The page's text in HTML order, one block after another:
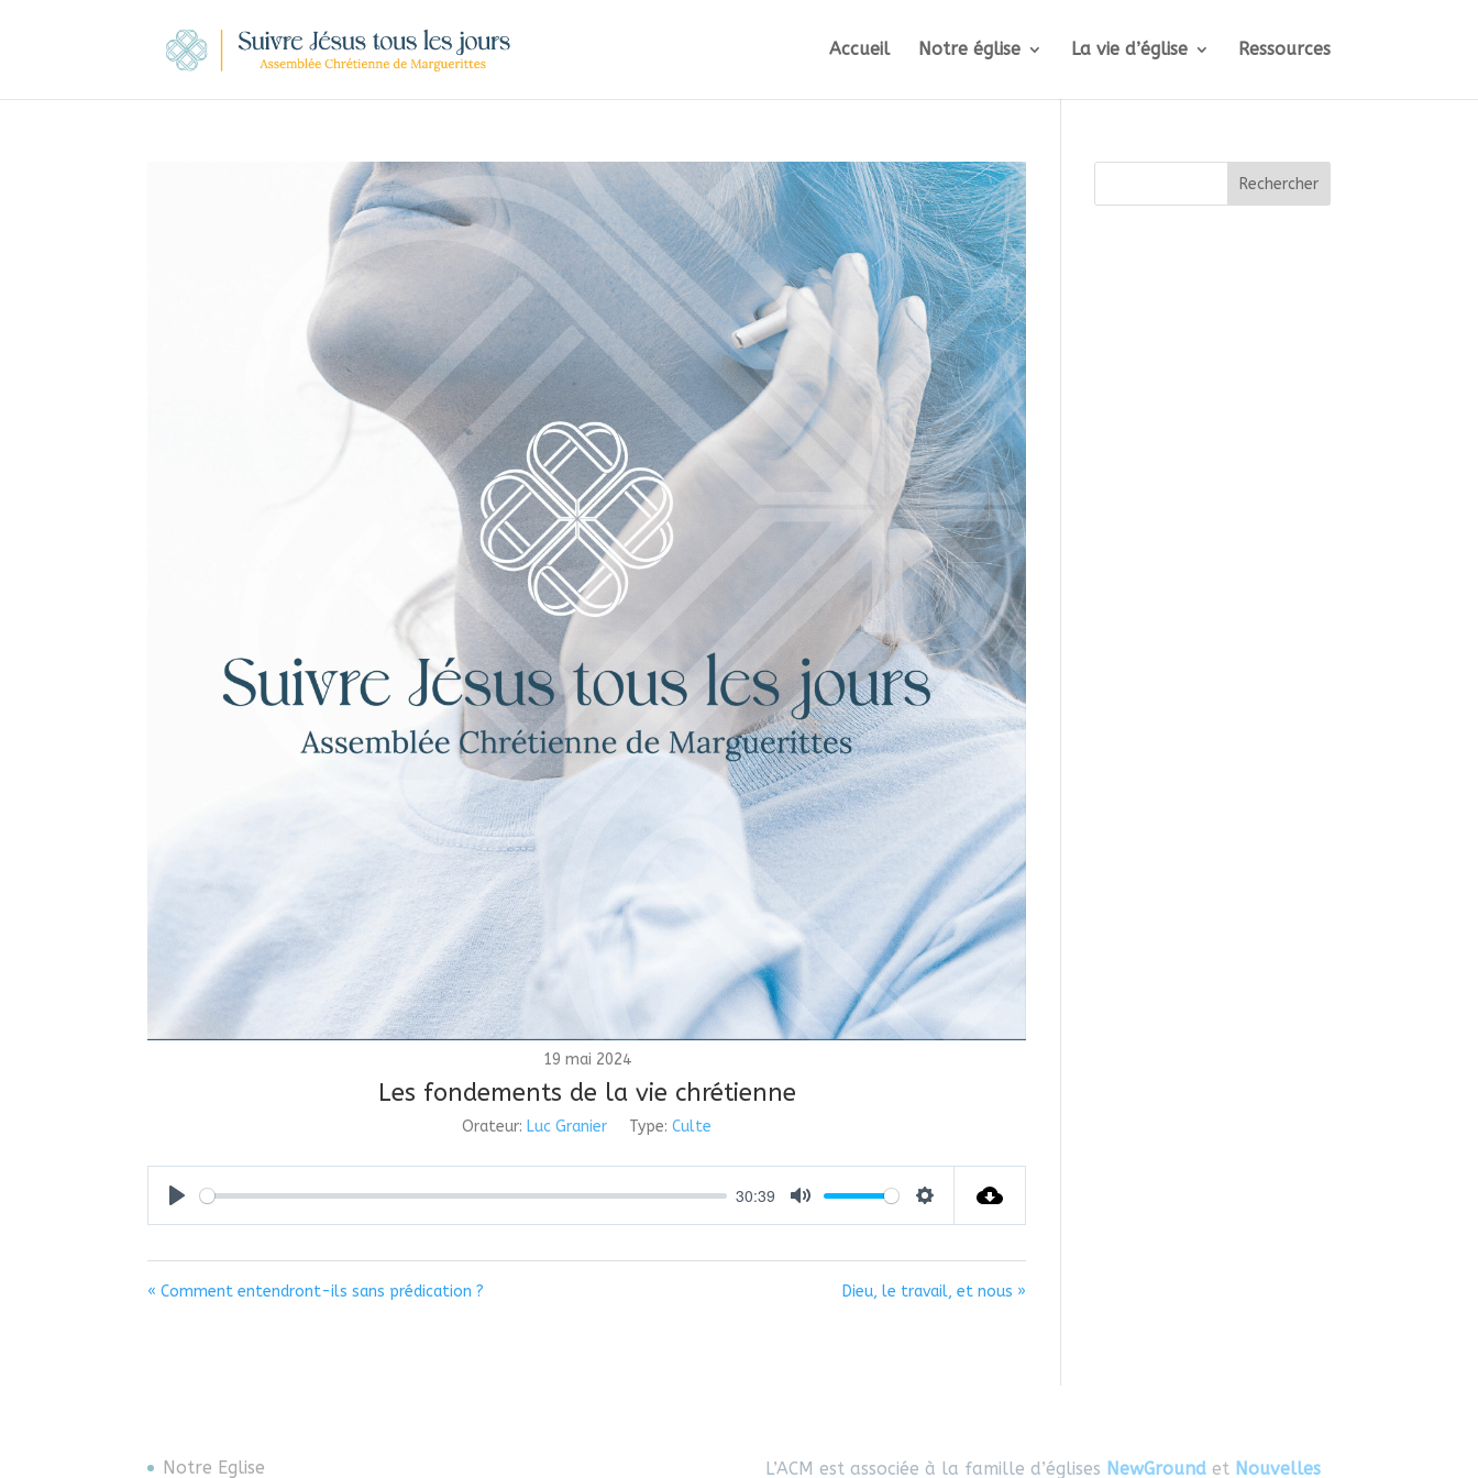
Accueil Notre église La vie d’église Ressources
19 mai 2024
Les fondements de la vie chrétienne
Orateur: Luc Granier Type: Culte
30:39
« Comment entendront-ils sans prédication ? Dieu, le travail, et nous »
Rechercher
Notre Eglise L’ACM est associée à la famille d’églises NewGround et Nouvelles